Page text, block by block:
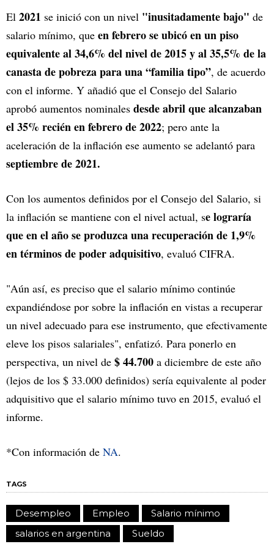
El 2021 se inició con un nivel "inusitadamente bajo" de
salario mínimo, que en febrero se ubicó en un piso
equivalente al 34,6% del nivel de 2015 y al 35,5% de la
canasta de pobreza para una “familia tipo”, de acuerdo
con el informe. Y añadió que el Consejo del Salario
aprobó aumentos nominales desde abril que alcanzaban
el 35% recién en febrero de 2022; pero ante la
aceleración de la inflación ese aumento se adelantó para
septiembre de 2021.
Con los aumentos definidos por el Consejo del Salario, si
la inflación se mantiene con el nivel actual, se lograría
que en el año se produzca una recuperación de 1,9%
en términos de poder adquisitivo, evaluó CIFRA.
"Aún así, es preciso que el salario mínimo continúe
expandiéndose por sobre la inflación en vistas a recuperar
un nivel adecuado para ese instrumento, que efectivamente
eleve los pisos salariales", enfatizó. Para ponerlo en
perspectiva, un nivel de $ 44.700 a diciembre de este año
(lejos de los $ 33.000 definidos) sería equivalente al poder
adquisitivo que el salario mínimo tuvo en 2015, evaluó el
informe.
*Con información de NA.
TAGS
Desempleo Empleo
Salario mínimo
salarios en argentina
Sueldo